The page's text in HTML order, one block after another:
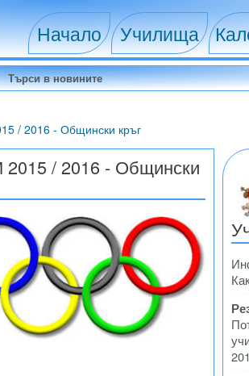
Начало Училища
/ 2016 - Общински кръг
/ 2016 - Общински